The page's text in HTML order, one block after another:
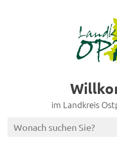
im Landkreis